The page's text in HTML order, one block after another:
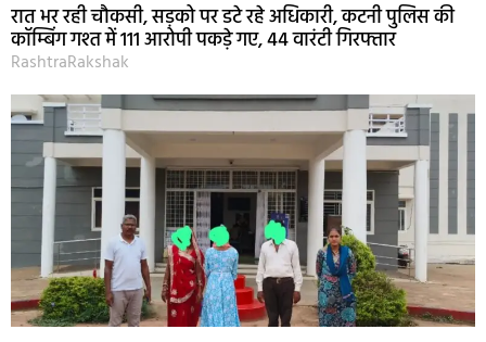
रात भर रही चौकसी, सड़को पर डटे रहे अधिकारी, कटनी पुलिस की
कॉम्बिंग गश्त में 111 आरोपी पकड़े गए, 44 वारंटी गिरफ्तार
RashtraRakshak